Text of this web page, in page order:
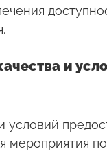
и
условий
мероприятия